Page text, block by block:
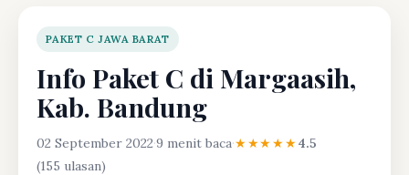
PAKET C JAWA BARAT
Info Paket C di Margaasih,
Kab. Bandung
02 September 2022·9 menit baca·★★★★★4.5
(155 ulasan)